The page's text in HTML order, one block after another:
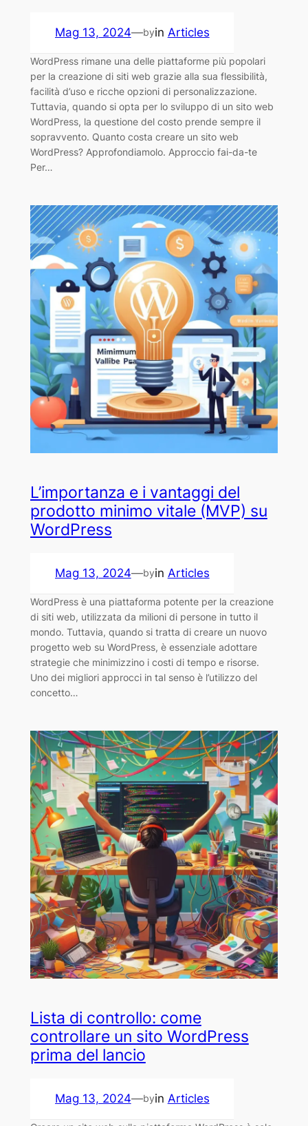
Mag 13, 2024—byin Articles
WordPress rimane una delle piattaforme più popolari
per la creazione di siti web grazie alla sua flessibilità,
facilità d’uso e ricche opzioni di personalizzazione.
Tuttavia, quando si opta per lo sviluppo di un sito web
WordPress, la questione del costo prende sempre il
sopravvento. Quanto costa creare un sito web
WordPress? Approfondiamolo. Approccio fai-da-te
Per…
L’importanza e i vantaggi del
prodotto minimo vitale (MVP) su
WordPress
Mag 13, 2024—byin Articles
WordPress è una piattaforma potente per la creazione
di siti web, utilizzata da milioni di persone in tutto il
mondo. Tuttavia, quando si tratta di creare un nuovo
progetto web su WordPress, è essenziale adottare
strategie che minimizzino i costi di tempo e risorse.
Uno dei migliori approcci in tal senso è l’utilizzo del
concetto…
Lista di controllo: come
controllare un sito WordPress
prima del lancio
Mag 13, 2024—byin Articles